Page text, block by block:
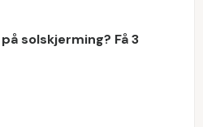
solskjerming? Få 3